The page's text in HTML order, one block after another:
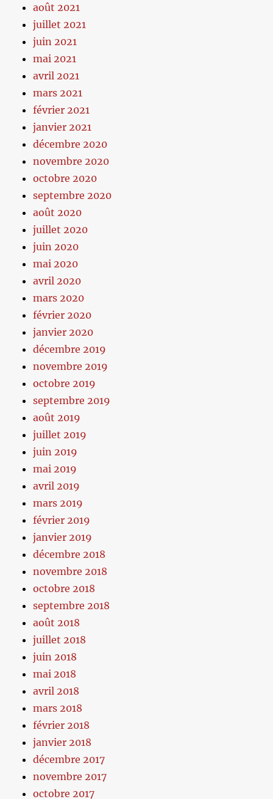
août 2021
juillet 2021
juin 2021
mai 2021
avril 2021
mars 2021
février 2021
janvier 2021
décembre 2020
novembre 2020
octobre 2020
septembre 2020
août 2020
juillet 2020
juin 2020
mai 2020
avril 2020
mars 2020
février 2020
janvier 2020
décembre 2019
novembre 2019
octobre 2019
septembre 2019
août 2019
juillet 2019
juin 2019
mai 2019
avril 2019
mars 2019
février 2019
janvier 2019
décembre 2018
novembre 2018
octobre 2018
septembre 2018
août 2018
juillet 2018
juin 2018
mai 2018
avril 2018
mars 2018
février 2018
janvier 2018
décembre 2017
novembre 2017
octobre 2017